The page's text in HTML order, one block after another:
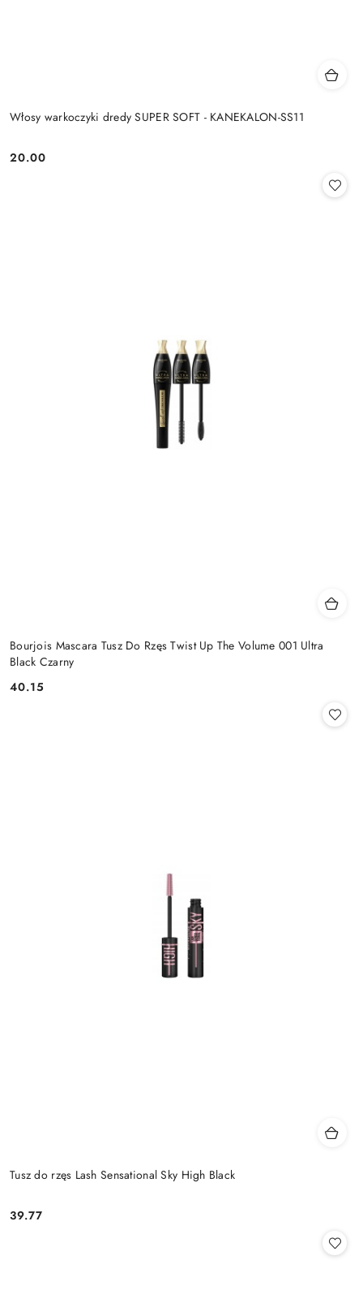
Włosy warkoczyki dredy SUPER SOFT - KANEKALON-SS11
Cena:
20.00
Bourjois Mascara Tusz Do Rzęs Twist Up The Volume 001 Ultra
Black Czarny
Cena:
40.15
Tusz do rzęs Lash Sensational Sky High Black
Cena:
39.77